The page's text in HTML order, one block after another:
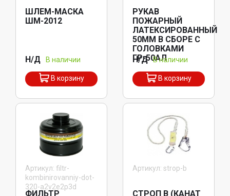
ШЛЕМ-МАСКА
ШМ-2012
Н/Д В наличии
В корзину
РУКАВ
ПОЖАРНЫЙ
ЛАТЕКСИРОВАННЫЙ
50ММ В СБОРЕ С
ГОЛОВКАМИ
ГР-50АЛ
Н/Д В наличии
В корзину
Артикул: filtr-
kombinirovanniy-dot-
320-a2v2e2p3d
ФИЛЬТР
Артикул: strop-b
СТРОП В (КАНАТ